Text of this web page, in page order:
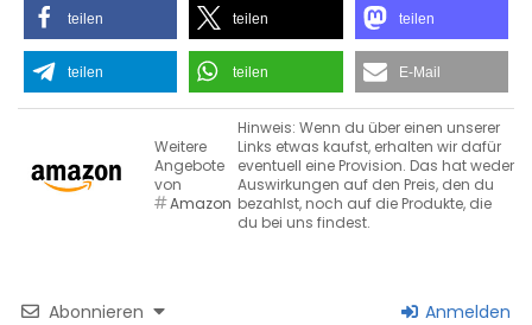
teilen teilen teilen
teilen teilen E-Mail
Weitere
Angebote
von
Amazon
Hinweis: Wenn du über einen unserer
Links etwas kaufst, erhalten wir dafür
eventuell eine Provision. Das hat weder
Auswirkungen auf den Preis, den du
bezahlst, noch auf die Produkte, die
du bei uns findest.
Abonnieren Anmelden